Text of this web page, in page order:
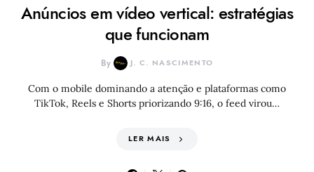
Anúncios em vídeo vertical: estratégias
que funcionam
By J. C. NASCIMENTO
Com o mobile dominando a atenção e plataformas como
TikTok, Reels e Shorts priorizando 9:16, o feed virou…
LER MAIS